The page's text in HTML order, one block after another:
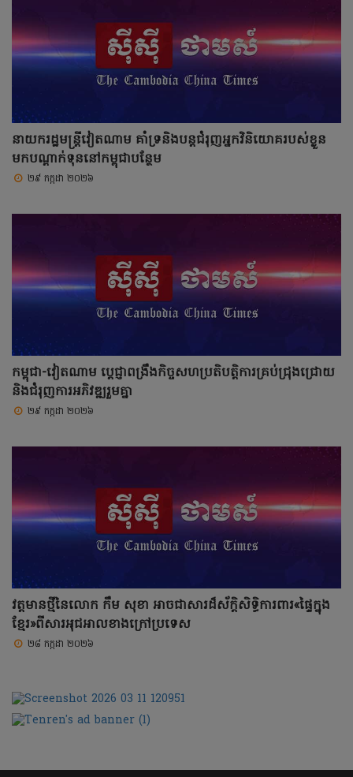
នាយករដ្ឋមន្ត្រីវៀតណាម គាំទ្រនិងបន្តជំរុញអ្នកវិនិយោគរបស់ខ្លួន
មកបណ្តាក់ទុននៅកម្ពុជាបន្ថែម
២៩ កក្កដា ២០២៦
កម្ពុជា-វៀតណាម ប្តេជ្ញាពង្រឹងកិច្ចសហប្រតិបត្តិការគ្រប់ជ្រុងជ្រោយ
និងជំរុញការអភិវឌ្ឍរួមគ្នា
២៩ កក្កដា ២០២៦
វត្តមានថ្មីនៃលោក កឹម សុខា អាចជាសារដ៏ស័ក្តិសិទ្ធិការពារ«ផ្ទៃក្នុង
ខ្មែរ»ពីសារអុជអាលខាងក្រៅប្រទេស
២៨ កក្កដា ២០២៦